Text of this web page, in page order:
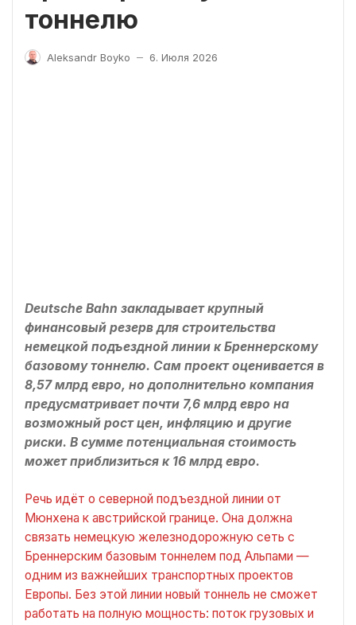
тоннелю
Aleksandr Boyko — 6. Июля 2026
Deutsche Bahn закладывает крупный
финансовый резерв для строительства
немецкой подъездной линии к Бреннерскому
базовому тоннелю. Сам проект оценивается в
8,57 млрд евро, но дополнительно компания
предусматривает почти 7,6 млрд евро на
возможный рост цен, инфляцию и другие
риски. В сумме потенциальная стоимость
может приблизиться к 16 млрд евро.
Речь идёт о северной подъездной линии от
Мюнхена к австрийской границе. Она должна
связать немецкую железнодорожную сеть с
Бреннерским базовым тоннелем под Альпами —
одним из важнейших транспортных проектов
Европы. Без этой линии новый тоннель не сможет
работать на полную мощность: поток грузовых и